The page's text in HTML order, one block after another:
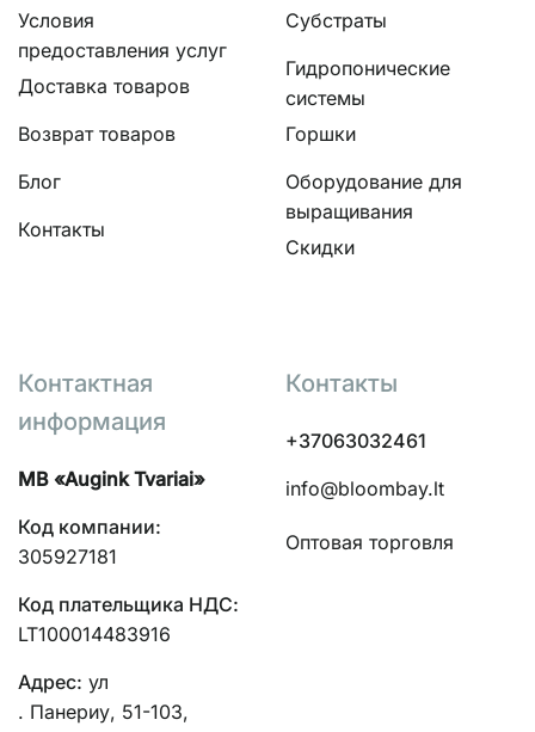
Условия
предоставления услуг
Доставка товаров
Возврат товаров
Блог
Контакты
Субстраты
Гидропонические
системы
Горшки
Оборудование для
выращивания
Скидки
Контактная
информация
MB «Augink Tvariai»
Код компании:
305927181
Код плательщика НДС:
LT100014483916
Адрес: ул
. Панериу, 51-103,
Контакты
+37063032461
info@bloombay.lt
Оптовая торговля